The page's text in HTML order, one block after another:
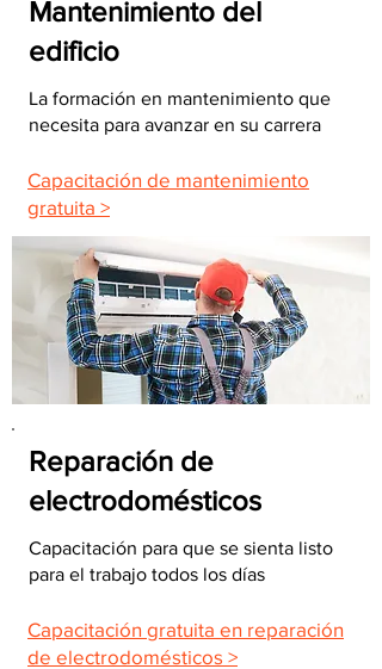
Mantenimiento del
edificio
La formación en mantenimiento que
necesita para avanzar en su carrera
Capacitación de mantenimiento
gratuita >
Reparación de
electrodomésticos
Capacitación para que se sienta listo
para el trabajo todos los días
Capacitación gratuita en reparación
de electrodomésticos >